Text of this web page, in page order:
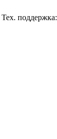
Тех. поддержка: